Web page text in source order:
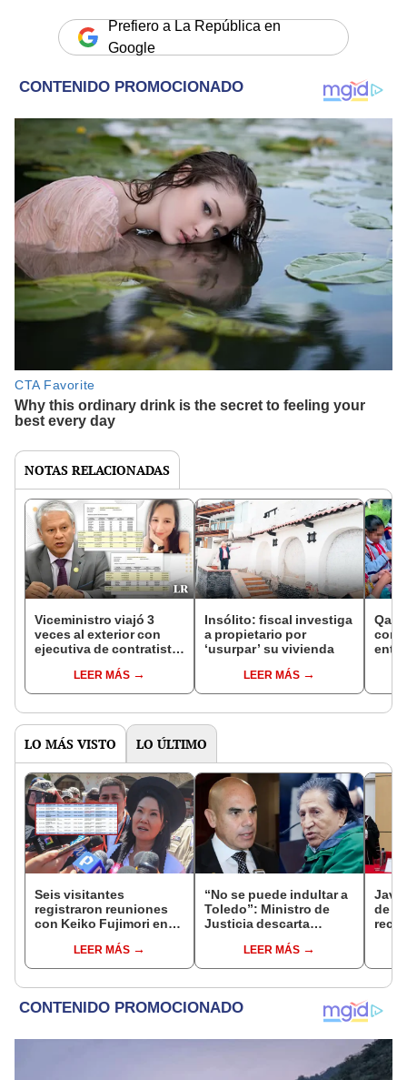
Prefiero a La República en
Google
NOTAS RELACIONADAS
Viceministro viajó 3
veces al exterior con
ejecutiva de contratista
LEER MÁS
Insólito: fiscal investiga
a propietario por
‘usurpar’ su vivienda
LEER MÁS
Qali
con
LO MÁS VISTO LO ÚLTIMO
Seis visitantes
registraron reuniones
con Keiko Fujimori en
presidenta se
encontraba en Junín
LEER MÁS
“No se puede indultar a
Toledo”: Ministro de
Justicia descarta
exmandatario
LEER MÁS
de